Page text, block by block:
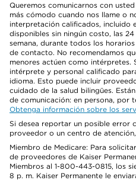
Queremos comunicarnos con
más cómodo cuando nos llame o
interpretación calificados, incluido
disponibles sin ningún costo, las
semana, durante todos los
de contacto. No recomendamos
menores actúen como intérpretes.
intérprete y personal calificado
idioma. Esto puede incluir
cuidado de la salud bilingües.
de comunicación: en persona, por
Obtenga información sobre los
Si desea reportar un posible error
proveedor o un centro de atención,
Miembro de Medicare: Para
de proveedores de Kaiser
Miembros al 1-800-443-0815, los
8 p. m. Kaiser Permanente le